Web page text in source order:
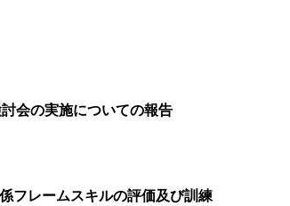
会の実施についての報告
フレームスキルの評価及び訓練